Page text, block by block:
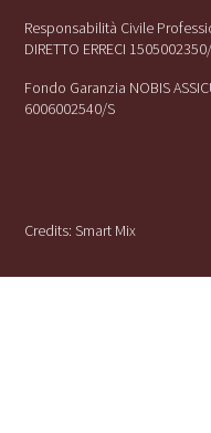
Responsabilità Civile
DIRETTO ERRECI
Fondo Garanzia NOBIS
6006002540/S
Credits:Smart Mix